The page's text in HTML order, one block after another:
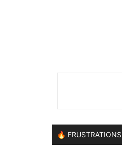
🔥 FRUSTRATIONS